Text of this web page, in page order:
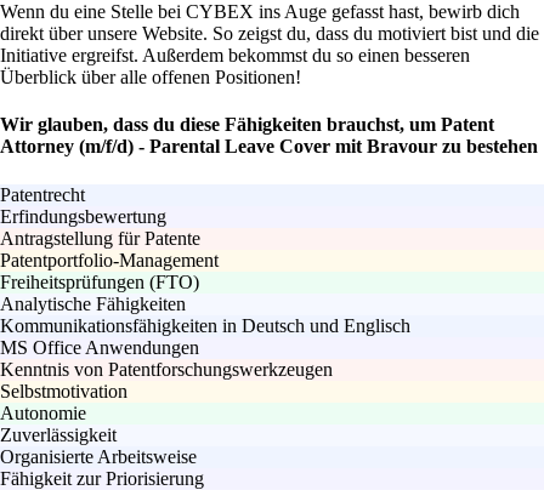
Wenn du eine Stelle bei CYBEX ins Auge gefasst hast, bewirb dich
direkt über unsere Website. So zeigst du, dass du motiviert bist und die
Initiative ergreifst. Außerdem bekommst du so einen besseren
Überblick über alle offenen Positionen!
Wir glauben, dass du diese Fähigkeiten brauchst, um Patent
Attorney (m/f/d) - Parental Leave Cover mit Bravour zu bestehen
Patentrecht
Erfindungsbewertung
Antragstellung für Patente
Patentportfolio-Management
Freiheitsprüfungen (FTO)
Analytische Fähigkeiten
Kommunikationsfähigkeiten in Deutsch und Englisch
MS Office Anwendungen
Kenntnis von Patentforschungswerkzeugen
Selbstmotivation
Autonomie
Zuverlässigkeit
Organisierte Arbeitsweise
Fähigkeit zur Priorisierung